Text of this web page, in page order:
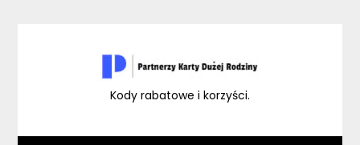
Kody rabatowe i korzyści.